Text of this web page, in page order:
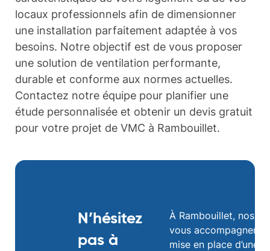
locaux professionnels afin de dimensionner
une installation parfaitement adaptée à vos
besoins. Notre objectif est de vous proposer
une solution de ventilation performante,
durable et conforme aux normes actuelles.
Contactez notre équipe pour planifier une
étude personnalisée et obtenir un devis gratuit
pour votre projet de VMC à Rambouillet.
N’hésitez
pas à
À Rambouillet, nos
vous accompagnent
mise en place d’une